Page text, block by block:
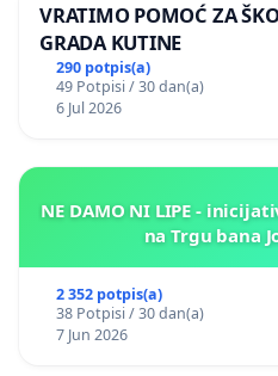
VRATIMO POMOĆ ZA
GRADA KUTINE
290 potpis(a)
49 Potpisi / 30 dan(a)
6 Jul 2026
NE DAMO NI LIPE -
na Trgu bana
2 352 potpis(a)
38 Potpisi / 30 dan(a)
7 Jun 2026